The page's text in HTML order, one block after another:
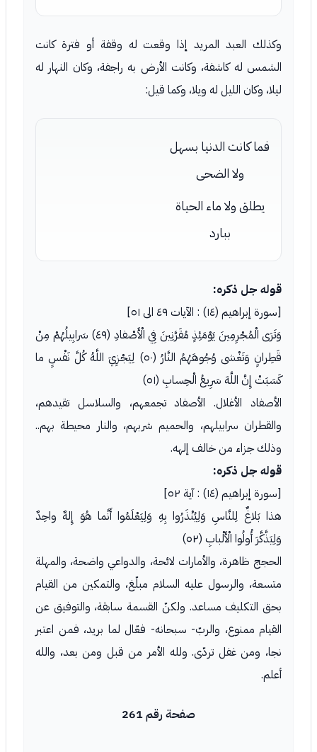
وكذلك العبد المريد إذا وقعت له وقفة أو فترة كانت
الشمس له كاشفة، وكانت الأرض به راجفة، وكان النهار له
ليلا، وكان الليل له ويلا، وكما قيل:
فما كانت الدنيا بسهل
ولا الضحى
يطلق ولا ماء الحياة
ببارد
قوله جل ذكره:
[سورة إبراهيم (١٤) : الآيات ٤٩ الى ٥١]
وَتَرَى الْمُجْرِمِينَ يَوْمَئِذٍ مُقَرَّنِينَ فِي الْأَصْفادِ (٤٩) سَرابِيلُهُمْ مِنْ
قَطِرانٍ وَتَغْشى وُجُوهَهُمُ النَّارُ (٥٠) لِيَجْزِيَ اللَّهُ كُلَّ نَفْسٍ ما
كَسَبَتْ إِنَّ اللَّهَ سَرِيعُ الْحِسابِ (٥١)
الأصفاد الأغلال. الأصفاد تجمعهم، والسلاسل تقيدهم،
والقطران سرابيلهم، والحميم شربهم، والنار محيطة بهم..
وذلك جزاء من خالف إلهه.
قوله جل ذكره:
[سورة إبراهيم (١٤) : آية ٥٢]
هذا بَلاغٌ لِلنَّاسِ وَلِيُنْذَرُوا بِهِ وَلِيَعْلَمُوا أَنَّما هُوَ إِلهٌ واحِدٌ
وَلِيَذَّكَّرَ أُولُوا الْأَلْبابِ (٥٢)
الحجج ظاهرة، والأمارات لائحة، والدواعي واضحة، والمهلة
متسعة، والرسول عليه السلام مبلّغ، والتمكين من القيام
بحق التكليف مساعد. ولكنّ القسمة سابقة، والتوفيق عن
القيام ممنوع، والربّ- سبحانه- فعّال لما بريد، فمن اعتبر
نجا، ومن غفل تردّى. ولله الأمر من قبل ومن بعد، والله
أعلم.
صفحة رقم 261